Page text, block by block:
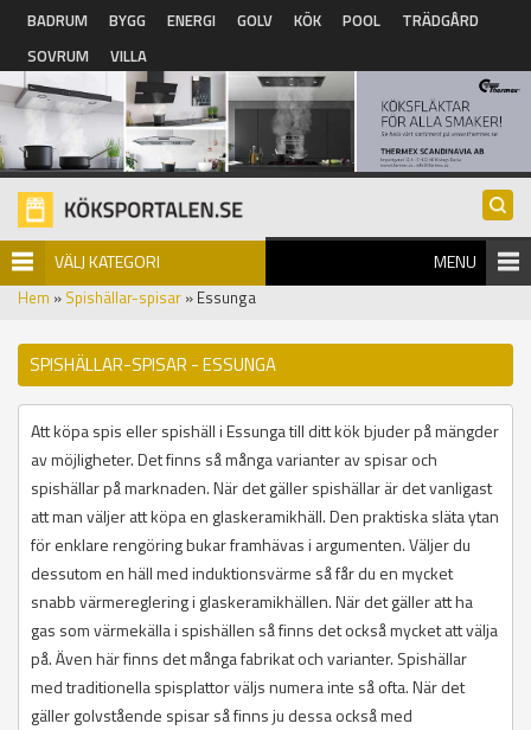
Hoppa till huvudinnehåll
BADRUM BYGG ENERGI GOLV KÖK POOL
TRÄDGÅRD
SOVRUM
VILLA
VÄLJ KATEGORI MENU
Hem » Spishällar-spisar » Essunga
SPISHÄLLAR-SPISAR - ESSUNGA
Att köpa spis eller spishäll i Essunga till ditt kök bjuder på mängder
av möjligheter. Det finns så många varianter av spisar och
spishällar på marknaden. När det gäller spishällar är det vanligast
att man väljer att köpa en glaskeramikhäll. Den praktiska släta ytan
för enklare rengöring bukar framhävas i argumenten. Väljer du
dessutom en häll med induktionsvärme så får du en mycket
snabb värmereglering i glaskeramikhällen. När det gäller att ha
gas som värmekälla i spishällen så finns det också mycket att välja
på. Även här finns det många fabrikat och varianter. Spishällar
med traditionella spisplattor väljs numera inte så ofta. När det
gäller golvstående spisar så finns ju dessa också med